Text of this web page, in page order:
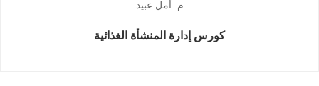
م. أمل عبيد
كورس إدارة المنشأة الغذائية